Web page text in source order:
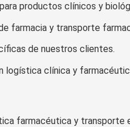
productos clínicos y
farmacia y transporte
de nuestros clientes.
logística clínica y
farmacéutica y transporte